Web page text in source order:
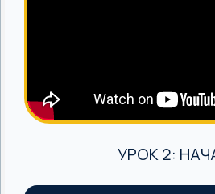
УРОК 2: